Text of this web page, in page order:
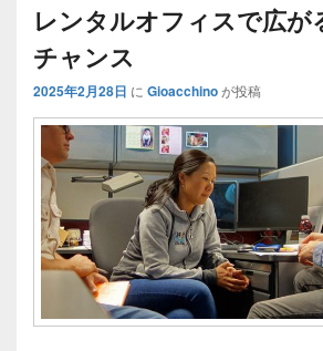
レンタルオフィスで広が
チャンス
2025年2月28日 に Gioacchinoが投稿